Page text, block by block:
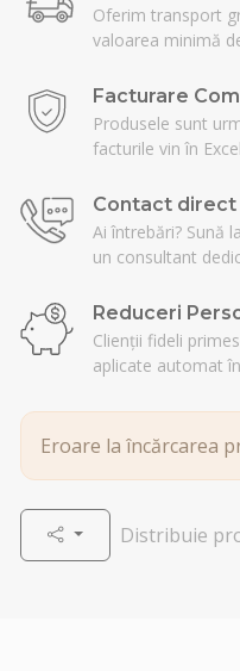
Oferim transport
valoarea minimă
Facturare
Produsele sunt
facturile vin în
Contact direct
Ai întrebări? Sună
un consultant
Reduceri
Clienții fideli
aplicate automat
Eroare la încărcarea
Distribuie